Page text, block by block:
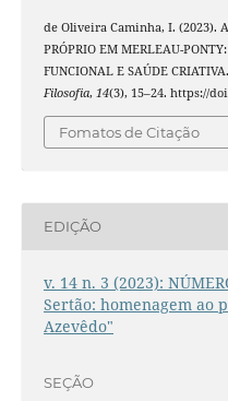
de Oliveira Caminha, I. (2023).
PRÓPRIO EM MERLEAU-
FUNCIONAL E SAÚDE CRIATIVA.
Filosofia, 14(3), 15–24. https://
Fomatos de Citação
EDIÇÃO
v. 14 n. 3 (2023):
Sertão: homenagem ao
Azevêdo"
SEÇÃO